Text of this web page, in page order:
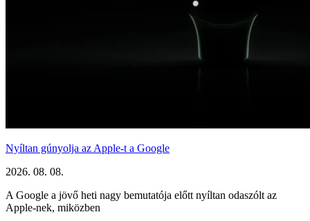
Nyíltan gúnyolja az Apple-t a Google
2026. 08. 08.
A Google a jövő heti nagy bemutatója előtt nyíltan odaszólt az
Apple-nek, miközben